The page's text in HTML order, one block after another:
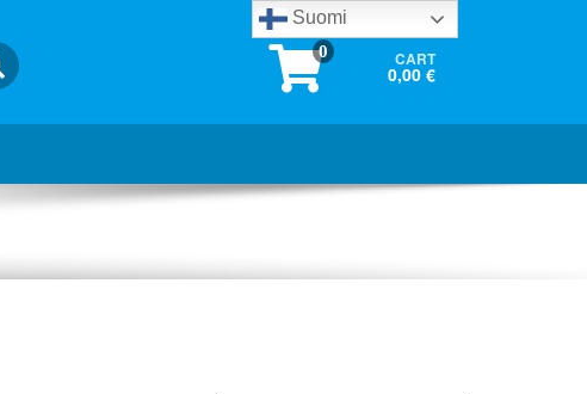
0 CART
0,00 €
Suomi